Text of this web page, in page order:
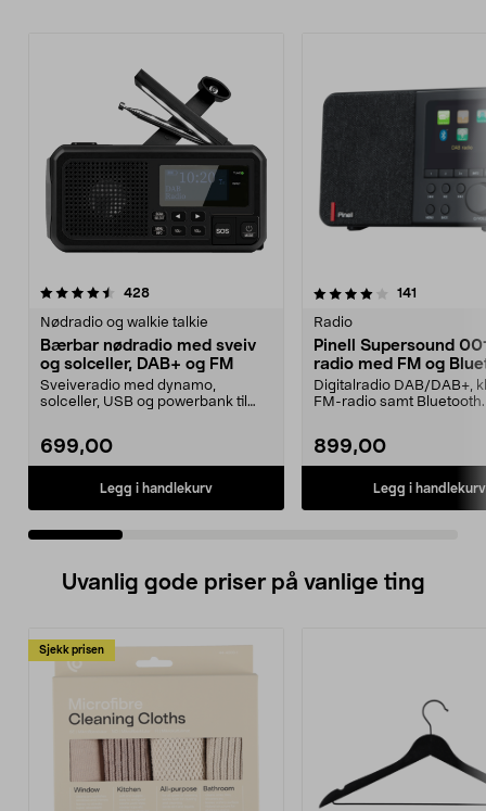
428anmeldelser
Nødradio og walkie talkie
Bærbar nødradio med sveiv
og solceller, DAB+ og FM
Sveiveradio med dynamo,
solceller, USB og powerbank til
699,00
Legg i handlekurv
4.0 av 5 stjerner 141
Radio
Pinell Supersound
radio med FM og
Digitalradio DAB/DAB+,
FM-radio samt
899,00
Legg i handlekurv
4.0 av 5 stjerner
Uvanlig gode priser på vanlige ting
Sjekk prisen